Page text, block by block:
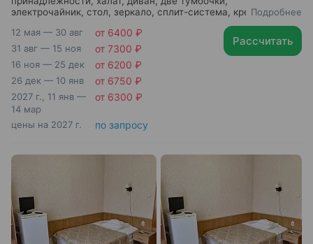
электрочайник, стол, зеркало, сплит-система, кресло, две
Подробнее
12 мая — 30 авг
от 6400 ₽
31 авг — 15 ноя от 7300 ₽
16 ноя — 25 дек от 6200 ₽
26 дек — 10 янв от 6750 ₽
2027 г., 11 янв —
14 мар
от 6300 ₽
цены на 2027 г. по запросу
Рассчитать